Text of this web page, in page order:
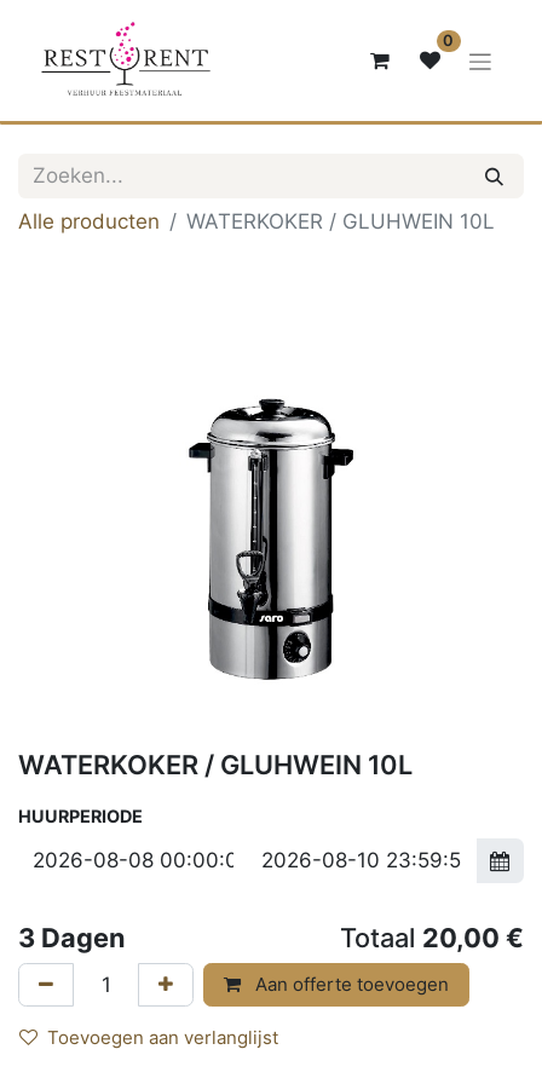
0
Alle producten WATERKOKER / GLUHWEIN 10L
WATERKOKER / GLUHWEIN 10L
HUURPERIODE
3 Dagen Totaal 20,00 €
Aan offerte toevoegen
Toevoegen aan verlanglijst